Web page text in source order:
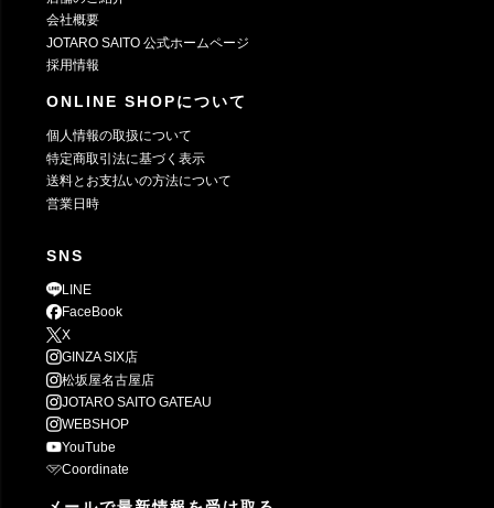
会社概要
JOTARO SAITO 公式ホームページ
採用情報
ONLINE SHOPについて
個人情報の取扱について
特定商取引法に基づく表示
送料とお支払いの方法について
営業日時
SNS
LINE
FaceBook
X
GINZA SIX店
松坂屋名古屋店
JOTARO SAITO GATEAU
WEBSHOP
YouTube
Coordinate